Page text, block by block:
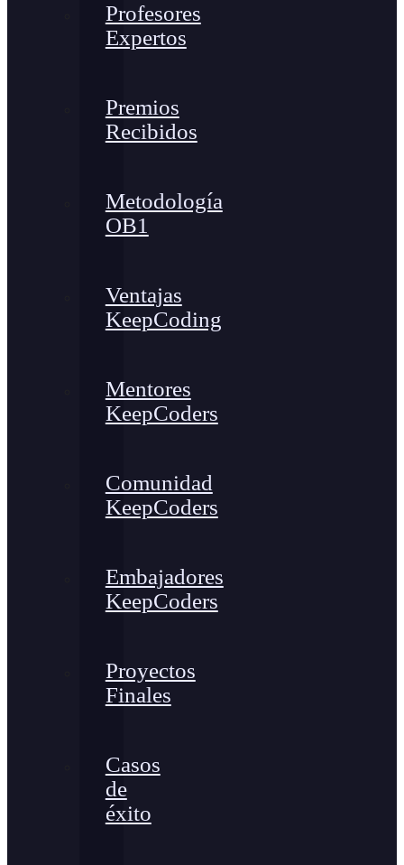
Profesores
Expertos
Premios
Recibidos
Metodología
OB1
Ventajas
KeepCoding
Mentores
KeepCoders
Comunidad
KeepCoders
Embajadores
KeepCoders
Proyectos
Finales
Casos
de
éxito